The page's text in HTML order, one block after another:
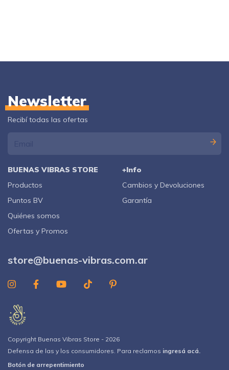
Newsletter
Recibí todas las ofertas
BUENAS VIBRAS STORE
Productos
Puntos BV
Quiénes somos
Ofertas y Promos
+Info
Cambios y Devoluciones
Garantía
store@buenas-vibras.com.ar
Copyright Buenas Vibras Store - 2026
Defensa de las y los consumidores. Para reclamos ingresá acá.
Botón de arrepentimiento